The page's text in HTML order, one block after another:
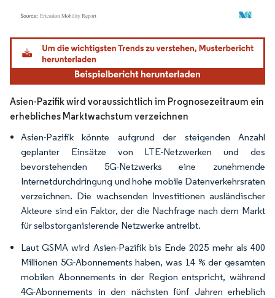
Bild © Mordor Intelligence. Wiederverwendung erfordert Namensnennung gemäß
Asien-Pazifik wird voraussichtlich im Prognosezeitraum ein
erhebliches Marktwachstum verzeichnen
Asien-Pazifik könnte aufgrund der steigenden Anzahl
geplanter Einsätze von LTE-Netzwerken und des
bevorstehenden 5G-Netzwerks eine zunehmende
Internetdurchdringung und hohe mobile Datenverkehrsraten
verzeichnen. Die wachsenden Investitionen ausländischer
Akteure sind ein Faktor, der die Nachfrage nach dem Markt
für selbstorganisierende Netzwerke antreibt.
Laut GSMA wird Asien-Pazifik bis Ende 2025 mehr als 400
Millionen 5G-Abonnements haben, was 14 % der gesamten
mobilen Abonnements in der Region entspricht, während
4G-Abonnements in den nächsten fünf Jahren erheblich